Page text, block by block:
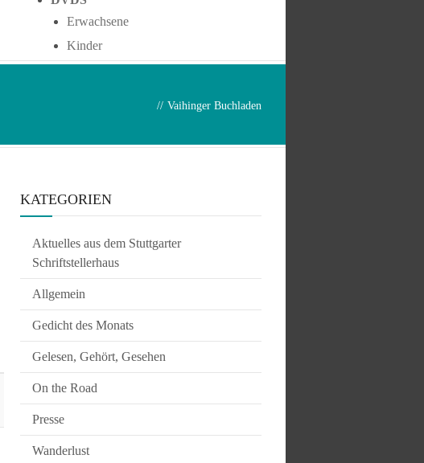
Erwachsene
Kinder
// Vaihinger Buchladen
KATEGORIEN
Aktuelles aus dem Stuttgarter
Schriftstellerhaus
Allgemein
Gedicht des Monats
Gelesen, Gehört, Gesehen
On the Road
Presse
Wanderlust